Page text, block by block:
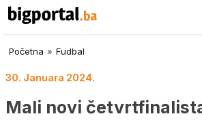
Početna » Fudbal
30. Januara 2024.
Mali novi